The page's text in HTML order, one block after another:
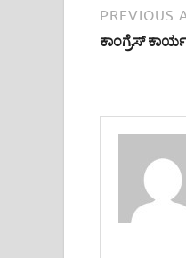
PREVIOUS
ಕಾಂಗ್ರೆಸ್